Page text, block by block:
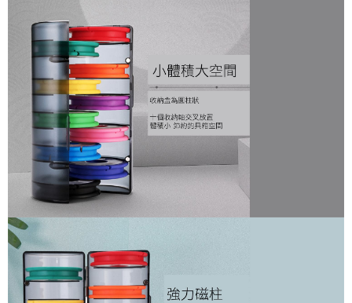
客戶支援中心」
【注意事項】
１．透過由恩沛科技股份有限公司提供之「AFTEE先享後付」服務完成之交
易，需依本服務之必要範圍內提供個人資料，並將交易相關給付款項請求債
權轉讓予恩沛科技股份有限公司。
２．關於個人資料處理事宜，請瀏覽以下網址：
https://aftee.tw/terms/#terms3
３．未成年的使用者請事先徵得法定代理人或監護人之同意方可使用
「AFTEE先享後付」，若未經同意申辦者引起之損失，本公司不負相關責
任。
４．使用「AFTEE先享後付」時，將依據個別帳號之用戶狀況，依本公司即
時審查核予不同之上限額度；若仍有額度不足之情形，本公司將視審查結果
請求用戶進行身份認證。
５．嚴禁一人註冊多個帳號或使用他人資訊註冊。若發現惡意使用之情形，
恩沛科技股份有限公司將有權停止該用戶之使用額度並採取法律行動。
付款後7-11取貨
每筆NT$60，滿NT$1,200(含以上)免運費
一般宅配（門市自取請勿下單，請聯繫客服）
每筆NT$100，滿NT$2,000(含以上)免運費
離島一般宅配
每筆NT$200，滿NT$2,000(含以上)免運費
貨到付款（門市自取請勿下單，請聯繫客服）
每筆NT$200，滿NT$3,000(含以上)免運費
國家/地區配送(**下單前請私訊客服確認實際運費(運費另
計)，訂單才得以成立**)